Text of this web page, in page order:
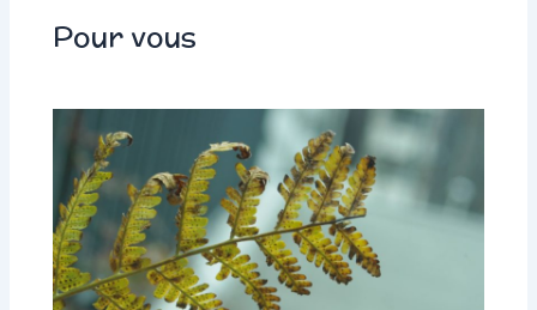
Pour vous